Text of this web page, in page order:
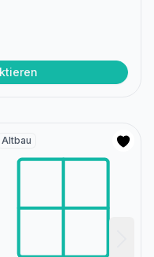
Altbau